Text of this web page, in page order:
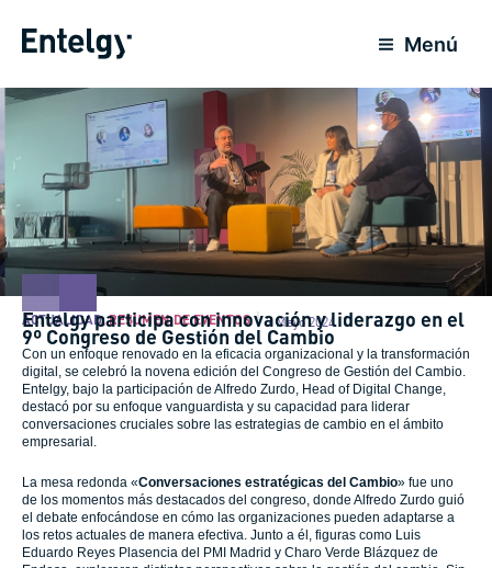
Menú
ACTUALIDAD,RESUMEN DE EVENTOS 7 Mayo 2024
Entelgy participa con innovación y liderazgo en el
9º Congreso de Gestión del Cambio
Con un enfoque renovado en la eficacia organizacional y la transformación
digital, se celebró la novena edición del Congreso de Gestión del Cambio.
Entelgy, bajo la participación de Alfredo Zurdo, Head of Digital Change,
destacó por su enfoque vanguardista y su capacidad para liderar
conversaciones cruciales sobre las estrategias de cambio en el ámbito
empresarial.
La mesa redonda «Conversaciones estratégicas del Cambio» fue uno
de los momentos más destacados del congreso, donde Alfredo Zurdo guió
el debate enfocándose en cómo las organizaciones pueden adaptarse a
los retos actuales de manera efectiva. Junto a él, figuras como Luis
Eduardo Reyes Plasencia del PMI Madrid y Charo Verde Blázquez de